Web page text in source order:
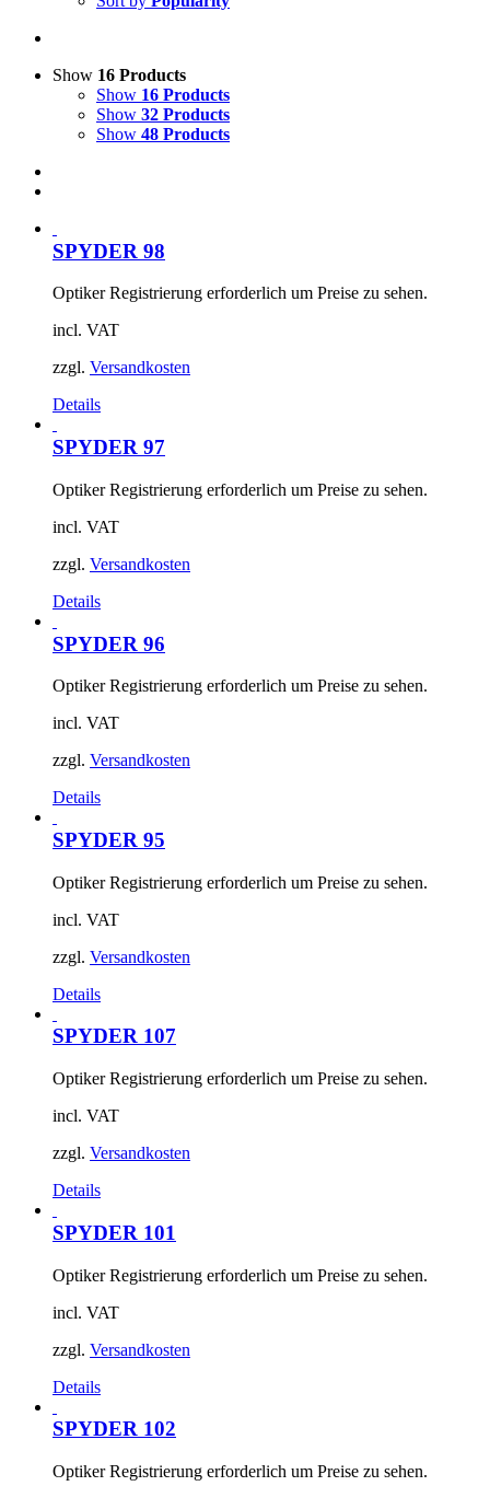
Show 16 Products
Show 16 Products
Show 32 Products
Show 48 Products
SPYDER 98
Optiker Registrierung erforderlich um Preise zu sehen.
incl. VAT
zzgl. Versandkosten
Details
SPYDER 97
Optiker Registrierung erforderlich um Preise zu sehen.
incl. VAT
zzgl. Versandkosten
Details
SPYDER 96
Optiker Registrierung erforderlich um Preise zu sehen.
incl. VAT
zzgl. Versandkosten
Details
SPYDER 95
Optiker Registrierung erforderlich um Preise zu sehen.
incl. VAT
zzgl. Versandkosten
Details
SPYDER 107
Optiker Registrierung erforderlich um Preise zu sehen.
incl. VAT
zzgl. Versandkosten
Details
SPYDER 101
Optiker Registrierung erforderlich um Preise zu sehen.
incl. VAT
zzgl. Versandkosten
Details
SPYDER 102
Optiker Registrierung erforderlich um Preise zu sehen.